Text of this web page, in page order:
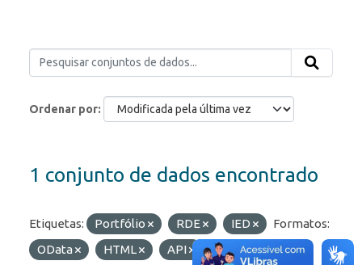
Ordenar por
1 conjunto de dados encontrado
Etiquetas: Portfólio RDE IED
Formatos:
OData
HTML API
JSON